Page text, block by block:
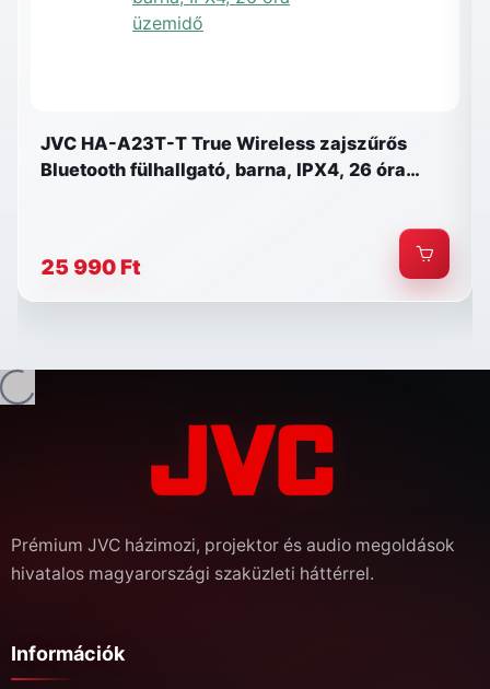
JVC HA-A23T-T True Wireless zajszűrős
Bluetooth fülhallgató, barna, IPX4, 26 óra
25 990 Ft
Prémium JVC házimozi, projektor és audio megoldások
hivatalos magyarországi szaküzleti háttérrel.
Információk